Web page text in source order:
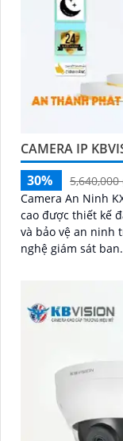
CAMERA IP
30%
5,640,000
Camera An Ninh
cao được thiết kế
và bảo vệ an ninh
nghệ giám sát